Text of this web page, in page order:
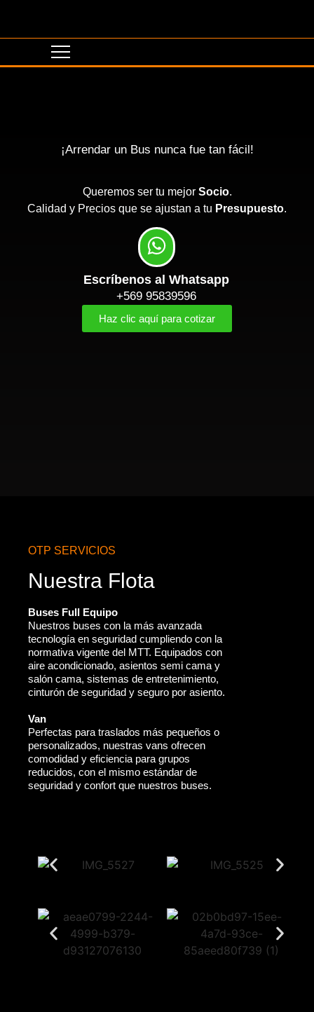
¡Arrendar un Bus nunca fue tan fácil!
Queremos ser tu mejor Socio.
Calidad y Precios que se ajustan a tu Presupuesto.
Escríbenos al Whatsapp
+569 95839596
Haz clic aquí para cotizar
OTP SERVICIOS
Nuestra Flota
Buses Full Equipo
Nuestros buses con la más avanzada
tecnología en seguridad cumpliendo con la
normativa vigente del MTT. Equipados con
aire acondicionado, asientos semi cama y
salón cama, sistemas de entretenimiento,
cinturón de seguridad y seguro por asiento.
Van
Perfectas para traslados más pequeños o
personalizados, nuestras vans ofrecen
comodidad y eficiencia para grupos
reducidos, con el mismo estándar de
seguridad y confort que nuestros buses.